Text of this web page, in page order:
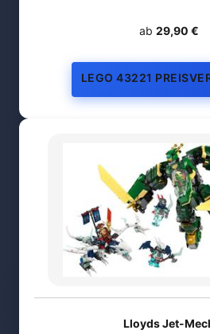
ab 29,90 €
LEGO 43221
Lloyds Jet-